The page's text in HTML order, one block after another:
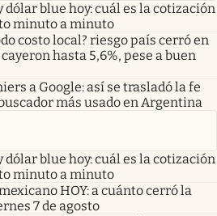
dólar blue hoy: cuál es la cotización
minuto a minuto
costo local? riesgo país cerró en
hasta 5,6%, pese a buen
a Google: así se trasladó la fe
más usado en Argentina
dólar blue hoy: cuál es la cotización
minuto a minuto
HOY: a cuánto cerró la
7 de agosto